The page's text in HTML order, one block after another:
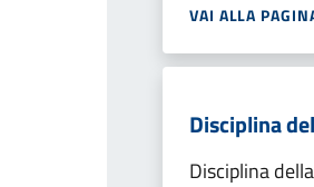
VAI ALLA
Disciplina
Disciplina